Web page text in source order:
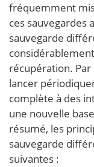
fréquemment
ces sauvegardes
sauvegarde
récupération.
lancer
complète à des
une nouvelle
résumé, les
sauvegarde
suivantes :